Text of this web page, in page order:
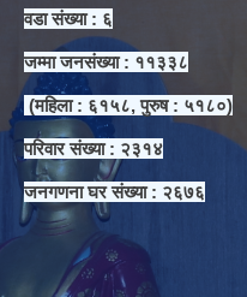
वडा संख्या : ६
जम्मा जनसंख्या : ११३३८
(महिला : ६१५८, पुरुष : ५१८०)
परिवार संख्या : २३१४
जनगणना घर संख्या : २६७६